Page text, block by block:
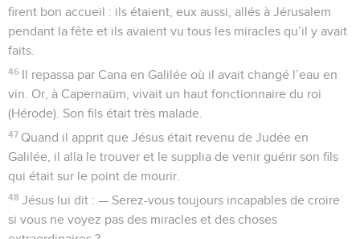
firent bon accueil : ils étaient, eux aussi, allés à Jérusalem
pendant la fête et ils avaient vu tous les miracles qu’il y avait
faits.
46 Il repassa par Cana en Galilée où il avait changé l’eau en
vin. Or, à Capernaüm, vivait un haut fonctionnaire du roi
(Hérode). Son fils était très malade.
47 Quand il apprit que Jésus était revenu de Judée en
Galilée, il alla le trouver et le supplia de venir guérir son fils
qui était sur le point de mourir.
48 Jésus lui dit : — Serez-vous toujours incapables de croire
si vous ne voyez pas des miracles et des choses